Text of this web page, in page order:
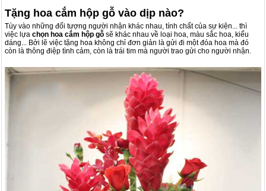
Tặng hoa cắm hộp gỗ vào dịp nào?
Tùy vào những đối tượng người nhận khác nhau, tính chất của sự kiện... thì
việc lựa chọn hoa cắm hộp gỗ sẽ khác nhau về loại hoa, màu sắc hoa, kiểu
dáng... Bởi lẽ việc tặng hoa không chỉ đơn giản là gửi đi một đóa hoa mà đó
còn là thông điệp tình cảm, còn là trái tim mà người trao gửi cho người nhận.